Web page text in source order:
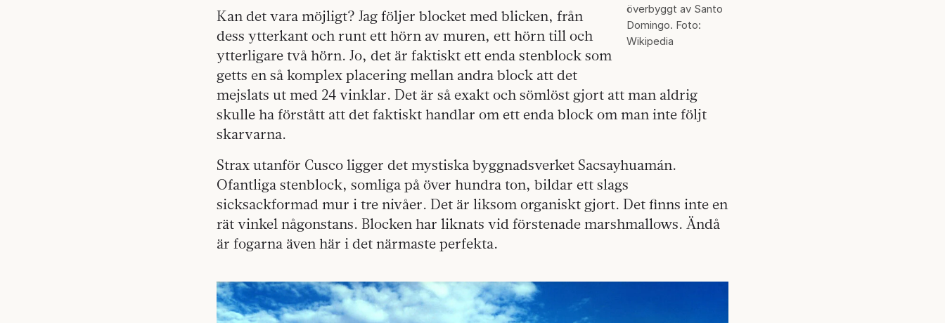
överbyggt av Santo
Domingo. Foto:
Wikipedia
Kan det vara möjligt? Jag följer blocket med blicken, från
dess ytterkant och runt ett hörn av muren, ett hörn till och
ytterligare två hörn. Jo, det är faktiskt ett enda stenblock som
getts en så komplex placering mellan andra block att det
mejslats ut med 24 vinklar. Det är så exakt och sömlöst gjort att man aldrig
skulle ha förstått att det faktiskt handlar om ett enda block om man inte följt
skarvarna.
Strax utanför Cusco ligger det mystiska byggnadsverket Sacsayhuamán.
Ofantliga stenblock, somliga på över hundra ton, bildar ett slags
sicksackformad mur i tre nivåer. Det är liksom organiskt gjort. Det finns inte en
rät vinkel någonstans. Blocken har liknats vid förstenade marshmallows. Ändå
är fogarna även här i det närmaste perfekta.